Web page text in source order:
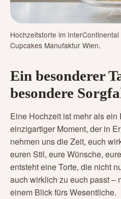
Hochzeitstorte im
Cupcakes Manufaktur Wien.
Ein besonderer
besondere
Eine Hochzeit ist mehr als ein
einzigartiger Moment, der in
nehmen uns die Zeit, euch
euren Stil, eure Wünsche,
entsteht eine Torte, die nicht
auch wirklich zu euch passt –
einem Blick fürs Wesentliche.